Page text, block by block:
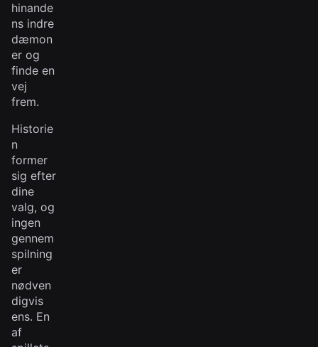
hinande
ns indre
dæmon
er og
finde en
vej
frem.
Historie
n
former
sig efter
dine
valg, og
ingen
gennem
spilning
er
nødven
digvis
ens. En
af